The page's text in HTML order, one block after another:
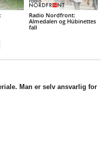
Radio Nordfront:
Almedalen og Hübinettes
fall
Man er selv ansvarlig for